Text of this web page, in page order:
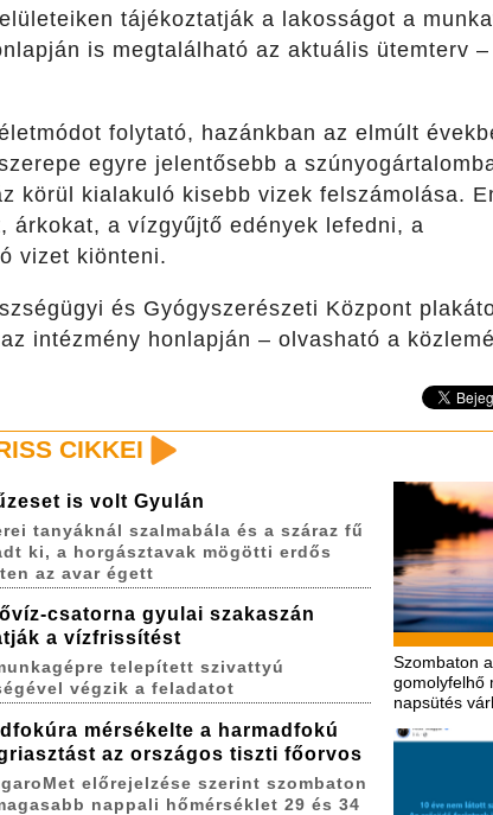
tájékoztatják a lakosságot a
is megtalálható az aktuális ütemterv
folytató, hazánkban az elmúlt
egyre jelentősebb a
körül kialakuló kisebb vizek felszámolása.
árkokat, a vízgyűjtő edények lefedni, a
vizet kiönteni.
és Gyógyszerészeti Központ
intézmény honlapján – olvasható a
CIKKEI
Szombaton
gomolyfelhő
napsütés
is volt Gyulán
tanyáknál szalmabála és a száraz fű
ki, a horgásztavak mögötti erdős
az avar égett
csatorna gyulai szakaszán
a vízfrissítést
telepített szivattyú
végzik a feladatot
mérsékelte a harmadfokú
az országos tiszti főorvos
előrejelzése szerint szombaton
nappali hőmérséklet 29 és 34